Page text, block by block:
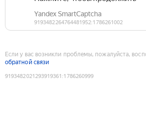
Если у вас возникли проблемы, пожалуйста,
обратной связи
9193482021293919361 :1786260999